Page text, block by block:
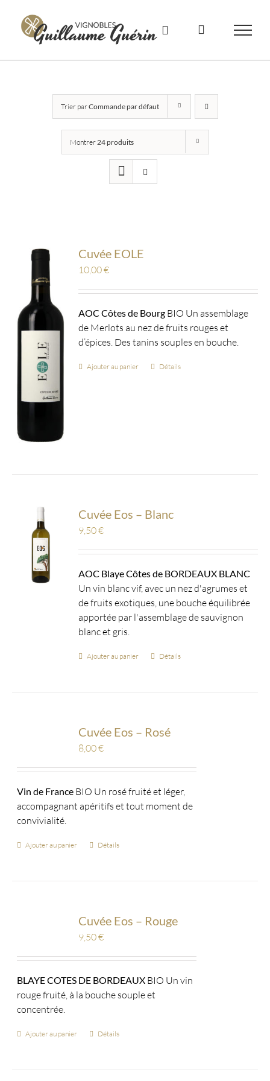
content
Trier parCommande par défaut
Montrer24 produits
Cuvée EOLE
10,00€
AOC Côtes de Bourg BIO Un assemblage
de Merlots au nez de fruits rouges et
d’épices. Des tanins souples en bouche.
Ajouter au panier Détails
Cuvée Eos – Blanc
9,50€
AOC Blaye Côtes de BORDEAUX BLANC
Un vin blanc vif, avec un nez d'agrumes et
de fruits exotiques, une bouche équilibrée
apportée par l'assemblage de sauvignon
blanc et gris.
Ajouter au panier Détails
Cuvée Eos – Rosé
8,00€
Vin de France BIO Un rosé fruité et léger,
accompagnant apéritifs et tout moment de
convivialité.
Ajouter au panier Détails
Cuvée Eos – Rouge
9,50€
BLAYE COTES DE BORDEAUX BIO Un vin
rouge fruité, à la bouche souple et
concentrée.
Ajouter au panier Détails